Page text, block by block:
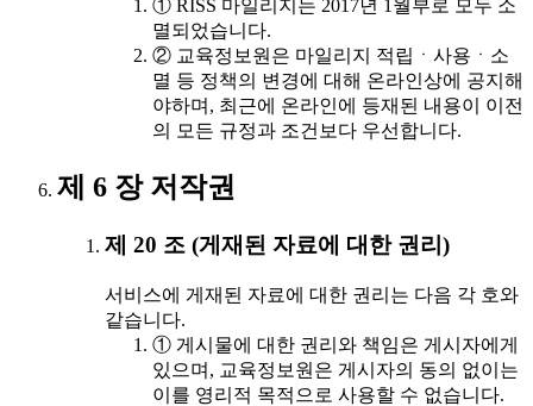
① RISS 마일리지는 2017년 1월부로 모두 소
멸되었습니다.
② 교육정보원은 마일리지 적립ㆍ사용ㆍ소
멸 등 정책의 변경에 대해 온라인상에 공지해
야하며, 최근에 온라인에 등재된 내용이 이전
의 모든 규정과 조건보다 우선합니다.
제 6 장 저작권
제 20 조 (게재된 자료에 대한 권리)
서비스에 게재된 자료에 대한 권리는 다음 각 호와
같습니다.
① 게시물에 대한 권리와 책임은 게시자에게
있으며, 교육정보원은 게시자의 동의 없이는
이를 영리적 목적으로 사용할 수 없습니다.